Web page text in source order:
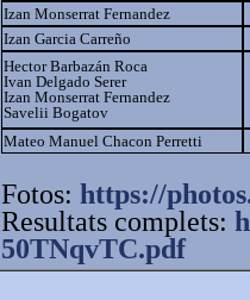
Izan Monserrat Fernandez
Izan Garcia Carreño
Hector Barbazán Roca
Ivan Delgado Serer
Izan Monserrat Fernandez
Savelii Bogatov
Mateo Manuel Chacon Perretti
Fotos: https://
Resultats complets:
50TNqvTC.pdf